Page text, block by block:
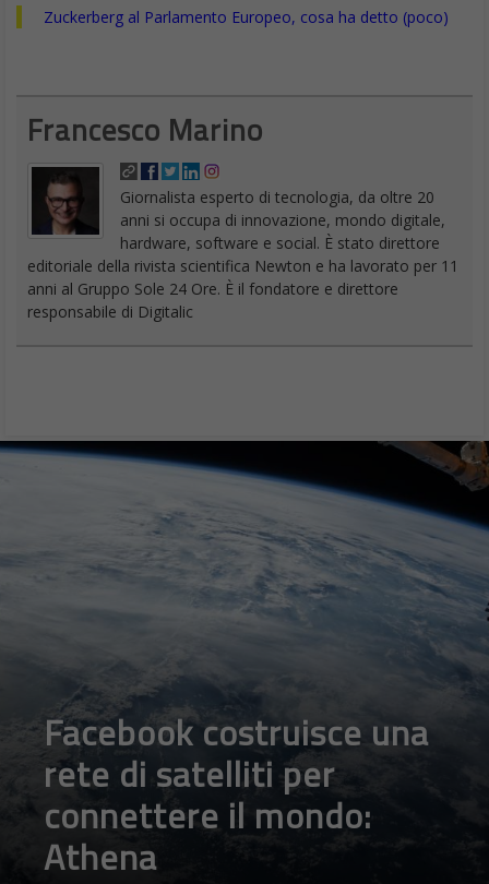
Zuckerberg al Parlamento Europeo, cosa ha detto (poco)
Francesco Marino
Giornalista esperto di tecnologia, da oltre 20
anni si occupa di innovazione, mondo digitale,
hardware, software e social. È stato direttore
editoriale della rivista scientifica Newton e ha lavorato per 11
anni al Gruppo Sole 24 Ore. È il fondatore e direttore
responsabile di Digitalic
Facebook costruisce una
rete di satelliti per
connettere il mondo:
Athena